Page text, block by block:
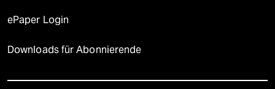
ePaper Login
Downloads für Abonnierende